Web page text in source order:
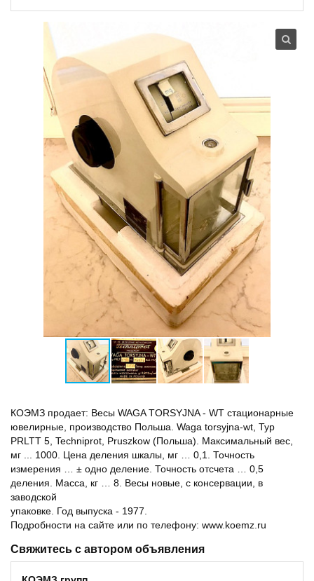
КОЭМЗ продает: Весы WAGA TORSYJNA - WT стационарные
ювелирные, производство Польша. Waga torsyjna-wt, Typ
PRLTT 5, Techniprot, Pruszkow (Польша). Максимальный вес,
мг ... 1000. Цена деления шкалы, мг … 0,1. Точность
измерения … ± одно деление. Точность отсчета … 0,5
деления. Масса, кг … 8. Весы новые, с консервации, в
заводской
упаковке. Год выпуска - 1977.
Подробности на сайте или по телефону: www.koemz.ru
Свяжитесь с автором объявления